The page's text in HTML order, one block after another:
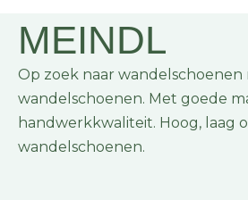
MEINDL
Op zoek naar
wandelschoenen. Met goede
handwerkkwaliteit. Hoog, laag
wandelschoenen.